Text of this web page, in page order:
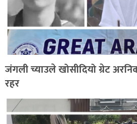
जंगली च्याउले खोसीदियो ग्रेट
रहर